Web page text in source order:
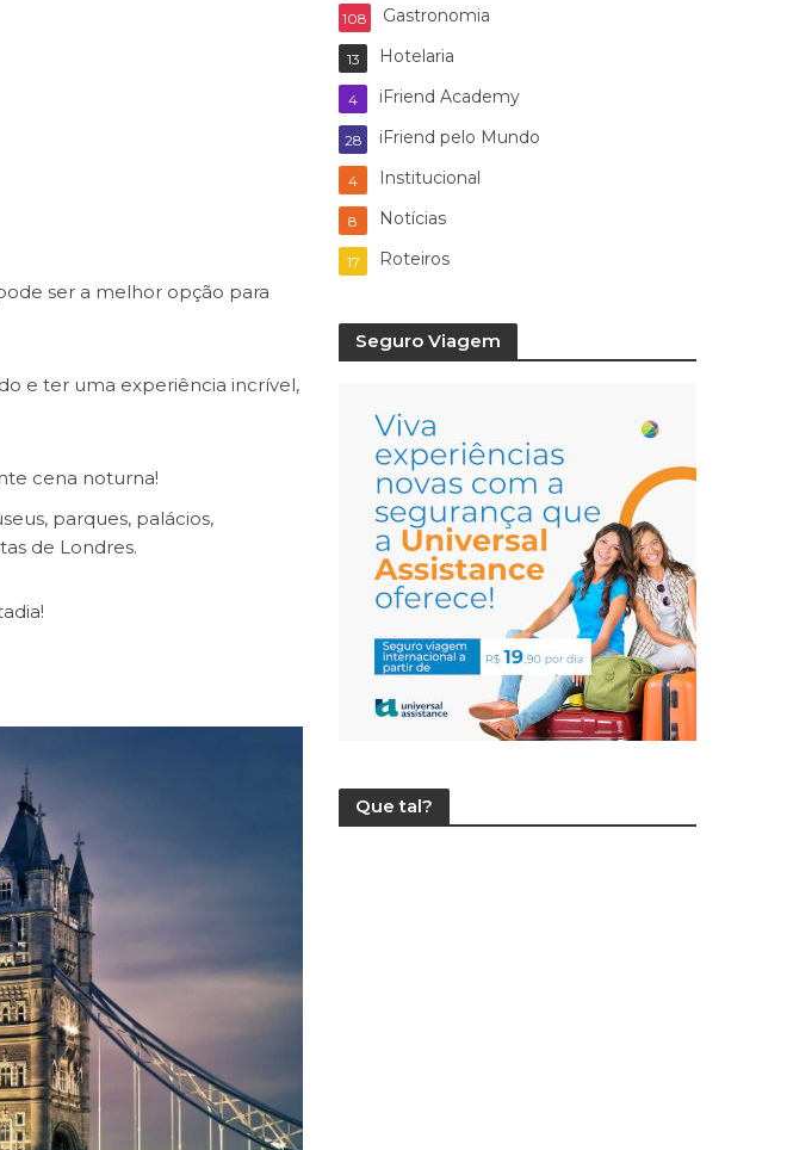
ser a melhor opção para
e ter uma experiência incrível,
cena noturna!
parques, palácios,
de Londres.
Gastronomia
108
Hotelaria
13
iFriend Academy
4
iFriend pelo Mundo
28
Institucional
4
Notícias
8
Roteiros
17
Seguro Viagem
Que tal?